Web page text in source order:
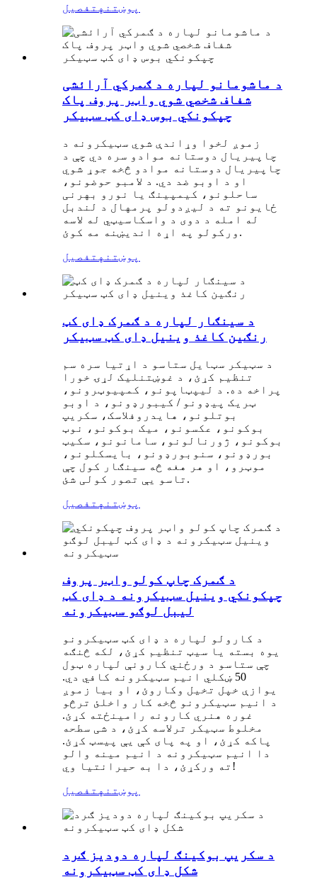
پوښتنه تفصیل
د ماشومانو لپاره د ګمرکي آرائشی
شفاف شخصي شوي واټر پروف پاک
چپکونکي بوس ډای کټ سټیکر
زموږ لخوا وړاندې شوي سټیکرونه د
چاپیریال دوستانه موادو سره دي چې د
چاپیریال دوستانه موادو څخه جوړ شوي
او د اوبو ضد دي. د لامبو حوضونو،
ساحلونو، کیمپینګ یا نورو بهرنی
ځایونو ته د لیږدولو پرمهال د لندبل
له امله د دوی د واسکاسیټي له لاسه
ورکولو په اړه اندیښنه مه کوئ.
پوښتنه تفصیل
د سينګار لپاره د ګمرک ډای کټ
رنګین کاغذ وینیل ډای کټ سټیکر
د سټیکر سټایل ستاسو د اړتیا سره سم
تنظیم کړئ، د غوښتنلیک لړۍ خورا
پراخه ده. د لیپټاپونو، کمپیوټرونو،
ټریک پیډونو / کیبورډونو، د اوبو
بوتلونو، هایدروفلاسک، سکریپ
بوکونو، عکسونو، میک بوکونو، نوټ
بوکونو، ژورنالونو، سامانونو، سکیټ
بورډونو، سنوبورډونو، بایسکلونو،
موټرو، او هر هغه څه سينګار کول چې
تاسو یې تصور کولی شئ.
پوښتنه تفصیل
د ګمرک چاپ کولو واټر پروف
چپکونکي وینیل سټیکرونه د ډای کټ
لیبل لوګو سټیکرونه
د کارولو لپاره د ډای کټ سټیکرونو
یوه بسته یا سیټ تنظیم کړئ، لکه څنګه
چې ستاسو د ورځني کارونې لپاره ټول
50 ښکلي انیم سټیکرونه کافي دي.
یوازې خپل تخیل وکاروئ، او بیا زموږ
د انیم سټیکرونو څخه کار واخلئ ترڅو
غوره هنري کارونه رامینځته کړئ.
مخلوط سټیکر ترلاسه کړئ، د شی سطحه
پاکه کړئ، او په پای کې یې پیسټ کړئ.
دا انیم سټیکرونه د انیم مینه والو
ته ورکړئ، دا به حیرانتیا وي!
پوښتنه تفصیل
د سکریپ بوکینګ لپاره دودیز ګرد
شکل ډای کټ سټیکرونه